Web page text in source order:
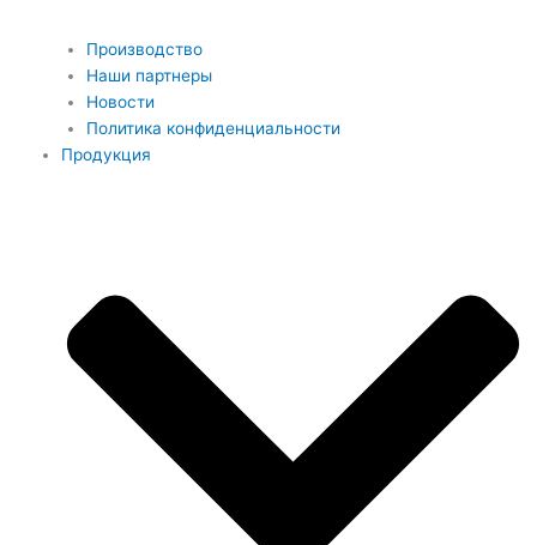
Производство
Наши партнеры
Новости
Политика конфиденциальности
Продукция